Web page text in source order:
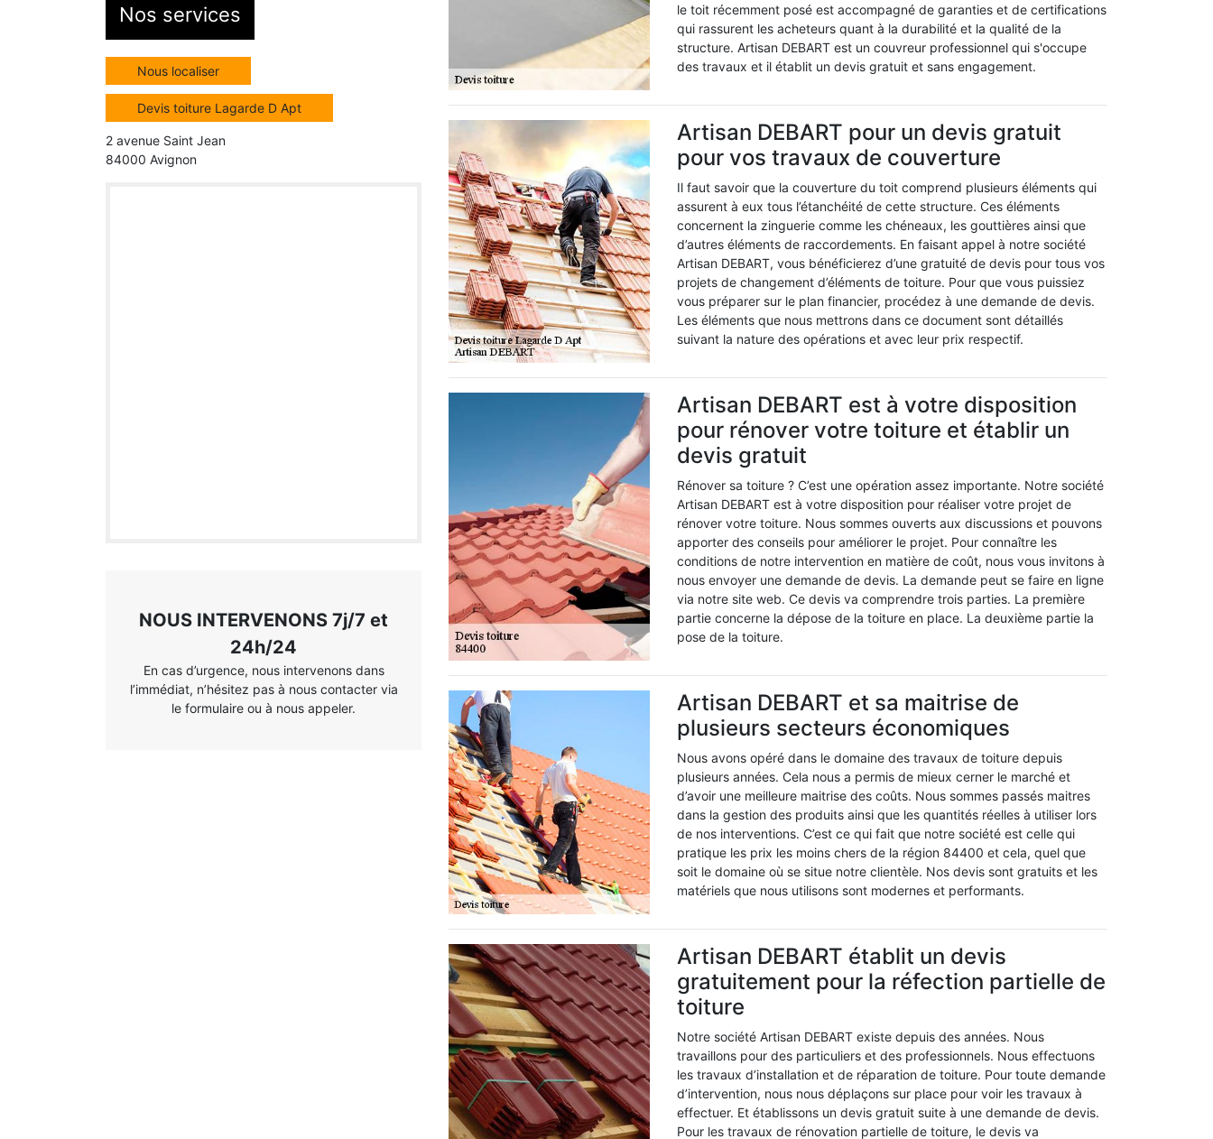
Nos services
Nous localiser
Devis toiture Lagarde D Apt
2 avenue Saint Jean
84000 Avignon
NOUS INTERVENONS 7j/7 et
24h/24
En cas d’urgence, nous intervenons dans
l’immédiat, n’hésitez pas à nous contacter via
le formulaire ou à nous appeler.
le toit récemment posé est accompagné de garanties et de certifications
qui rassurent les acheteurs quant à la durabilité et la qualité de la
structure. Artisan DEBART est un couvreur professionnel qui s'occupe
des travaux et il établit un devis gratuit et sans engagement.
Artisan DEBART pour un devis gratuit
pour vos travaux de couverture
Il faut savoir que la couverture du toit comprend plusieurs éléments qui
assurent à eux tous l’étanchéité de cette structure. Ces éléments
concernent la zinguerie comme les chéneaux, les gouttières ainsi que
d’autres éléments de raccordements. En faisant appel à notre société
Artisan DEBART, vous bénéficierez d’une gratuité de devis pour tous vos
projets de changement d’éléments de toiture. Pour que vous puissiez
vous préparer sur le plan financier, procédez à une demande de devis.
Les éléments que nous mettrons dans ce document sont détaillés
suivant la nature des opérations et avec leur prix respectif.
Artisan DEBART est à votre disposition
pour rénover votre toiture et établir un
devis gratuit
Rénover sa toiture ? C’est une opération assez importante. Notre société
Artisan DEBART est à votre disposition pour réaliser votre projet de
rénover votre toiture. Nous sommes ouverts aux discussions et pouvons
apporter des conseils pour améliorer le projet. Pour connaître les
conditions de notre intervention en matière de coût, nous vous invitons à
nous envoyer une demande de devis. La demande peut se faire en ligne
via notre site web. Ce devis va comprendre trois parties. La première
partie concerne la dépose de la toiture en place. La deuxième partie la
pose de la toiture.
Artisan DEBART et sa maitrise de
plusieurs secteurs économiques
Nous avons opéré dans le domaine des travaux de toiture depuis
plusieurs années. Cela nous a permis de mieux cerner le marché et
d’avoir une meilleure maitrise des coûts. Nous sommes passés maitres
dans la gestion des produits ainsi que les quantités réelles à utiliser lors
de nos interventions. C’est ce qui fait que notre société est celle qui
pratique les prix les moins chers de la région 84400 et cela, quel que
soit le domaine où se situe notre clientèle. Nos devis sont gratuits et les
matériels que nous utilisons sont modernes et performants.
Artisan DEBART établit un devis
gratuitement pour la réfection partielle de
toiture
Notre société Artisan DEBART existe depuis des années. Nous
travaillons pour des particuliers et des professionnels. Nous effectuons
les travaux d’installation et de réparation de toiture. Pour toute demande
d’intervention, nous nous déplaçons sur place pour voir les travaux à
effectuer. Et établissons un devis gratuit suite à une demande de devis.
Pour les travaux de rénovation partielle de toiture, le devis va